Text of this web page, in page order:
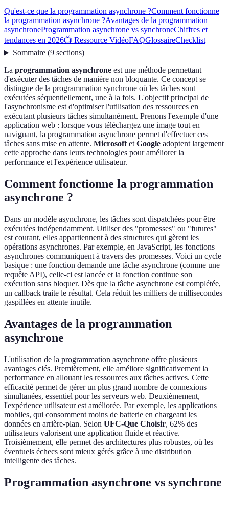
Qu'est-ce que la programmation asynchrone ?Comment fonctionne
la programmation asynchrone ?Avantages de la programmation
asynchroneProgrammation asynchrone vs synchroneChiffres et
tendances en 2026📺 Ressource VidéoFAQGlossaireChecklist
Sommaire(9 sections)
La programmation asynchrone est une méthode permettant
d'exécuter des tâches de manière non bloquante. Ce concept se
distingue de la programmation synchrone où les tâches sont
exécutées séquentiellement, une à la fois. L'objectif principal de
l'asynchronisme est d'optimiser l'utilisation des ressources en
exécutant plusieurs tâches simultanément. Prenons l'exemple d'une
application web : lorsque vous téléchargez une image tout en
naviguant, la programmation asynchrone permet d'effectuer ces
tâches sans mise en attente. MicrosoftetGoogle adoptent largement
cette approche dans leurs technologies pour améliorer la
performance et l'expérience utilisateur.
Comment fonctionne la programmation
asynchrone ?
Dans un modèle asynchrone, les tâches sont dispatchées pour être
exécutées indépendamment. Utiliser des "promesses" ou "futures"
est courant, elles appartiennent à des structures qui gèrent les
opérations asynchrones. Par exemple, en JavaScript, les fonctions
asynchrones communiquent à travers des promesses. Voici un cycle
basique : une fonction demande une tâche asynchrone (comme une
requête API), celle-ci est lancée et la fonction continue son
exécution sans bloquer. Dès que la tâche asynchrone est complétée,
un callback traite le résultat. Cela réduit les milliers de millisecondes
gaspillées en attente inutile.
Avantages de la programmation
asynchrone
L'utilisation de la programmation asynchrone offre plusieurs
avantages clés. Premièrement, elle améliore significativement la
performance en allouant les ressources aux tâches actives. Cette
efficacité permet de gérer un plus grand nombre de connexions
simultanées, essentiel pour les serveurs web. Deuxièmement,
l'expérience utilisateur est améliorée. Par exemple, les applications
mobiles, qui consomment moins de batterie en chargeant les
données en arrière-plan. Selon UFC-Que Choisir, 62% des
utilisateurs valorisent une application fluide et réactive.
Troisièmement, elle permet des architectures plus robustes, où les
éventuels échecs sont mieux gérés grâce à une distribution
intelligente des tâches.
Programmation asynchrone vs synchrone